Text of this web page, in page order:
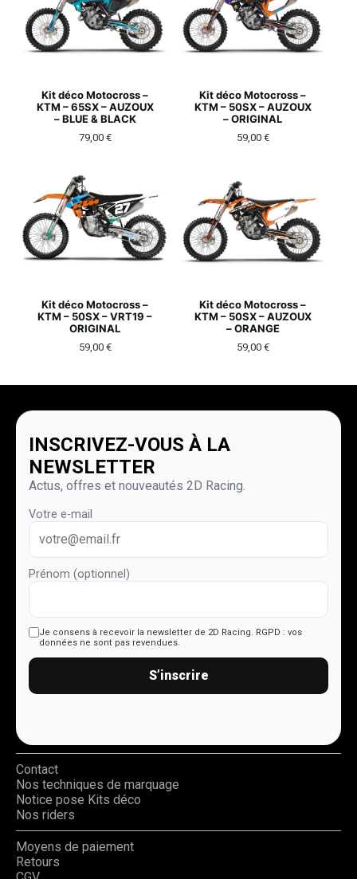
Kit déco Motocross –
KTM – 65SX – AUZOUX
– BLUE & BLACK
79,00 €
Kit déco Motocross –
KTM – 50SX – AUZOUX
– ORIGINAL
59,00 €
Kit déco Motocross –
KTM – 50SX – VRT19 –
ORIGINAL
59,00 €
Kit déco Motocross –
KTM – 50SX – AUZOUX
– ORANGE
59,00 €
INSCRIVEZ-VOUS À LA
NEWSLETTER
Actus, offres et nouveautés 2D Racing.
Votre e-mail
Prénom (optionnel)
Je consens à recevoir la newsletter de 2D Racing. RGPD : vos
données ne sont pas revendues.
S’inscrire
Contact
Nos techniques de marquage
Notice pose Kits déco
Nos riders
Moyens de paiement
Retours